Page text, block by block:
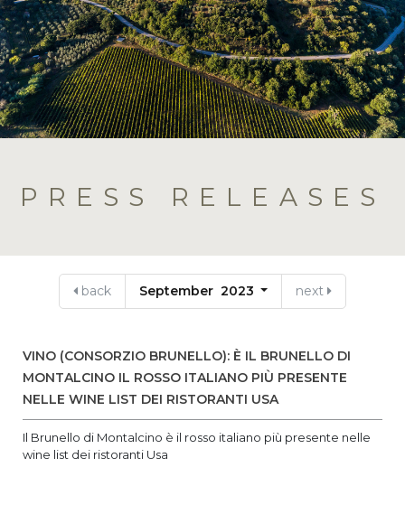
PRESS RELEASES
back September 2023 next
VINO (CONSORZIO BRUNELLO): È IL BRUNELLO DI
MONTALCINO IL ROSSO ITALIANO PIÙ PRESENTE
NELLE WINE LIST DEI RISTORANTI USA
Il Brunello di Montalcino è il rosso italiano più presente nelle
wine list dei ristoranti Usa